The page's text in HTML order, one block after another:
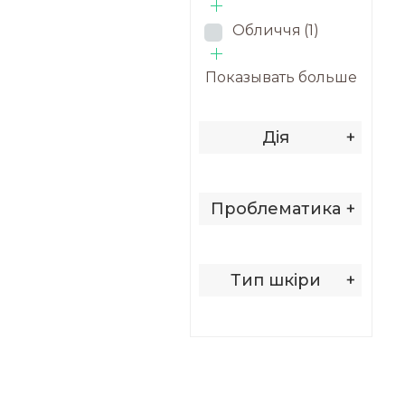
Обличчя (1)
Показывать больше
Дія +
Проблематика +
Тип шкіри +